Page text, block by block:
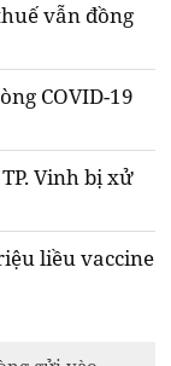
vẫn đồng
COVID-19
Vinh bị xử
liều vaccine